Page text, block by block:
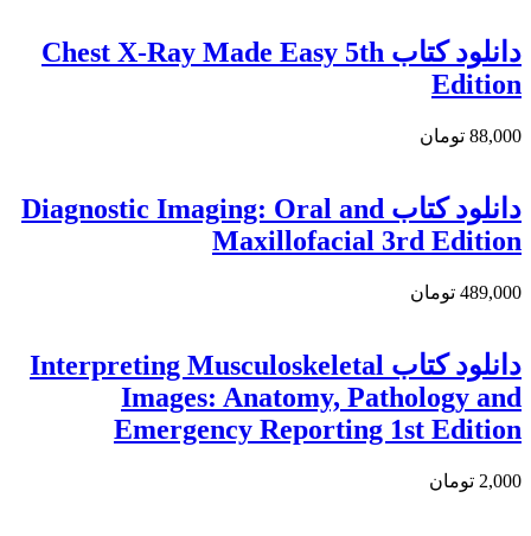
دانلود كتاب Chest X-Ray Made Easy 5th
Edition
88,000 تومان
دانلود كتاب Diagnostic Imaging: Oral and
Maxillofacial 3rd Edition
489,000 تومان
دانلود كتاب Interpreting Musculoskeletal
Images: Anatomy, Pathology and
Emergency Reporting 1st Edition
2,000 تومان